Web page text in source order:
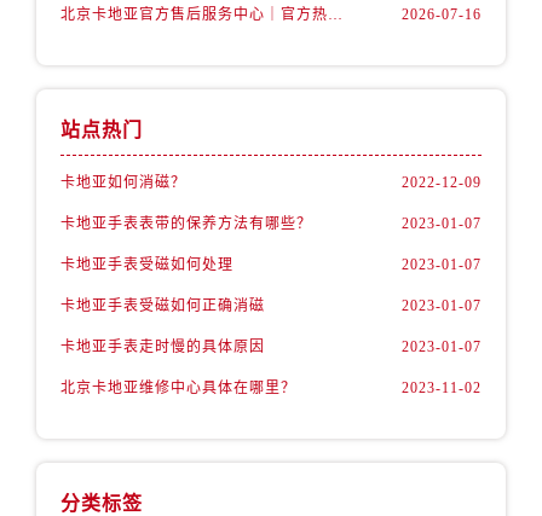
北京卡地亚官方售后服务中心｜官方热线及24小时维修地址权威信息公示（2026年7月最新） 2026-07-16
站点热门
卡地亚如何消磁？ 2022-12-09
卡地亚手表表带的保养方法有哪些？ 2023-01-07
卡地亚手表受磁如何处理 2023-01-07
卡地亚手表受磁如何正确消磁 2023-01-07
卡地亚手表走时慢的具体原因 2023-01-07
北京卡地亚维修中心具体在哪里？ 2023-11-02
分类标签